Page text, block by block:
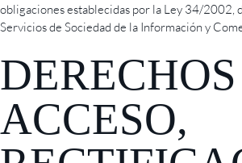
obligaciones establecidas por la Ley 34/2002,
Servicios de Sociedad de la Información y
ACCESO,